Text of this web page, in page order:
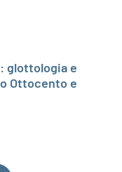
glottologia e
Ottocento e